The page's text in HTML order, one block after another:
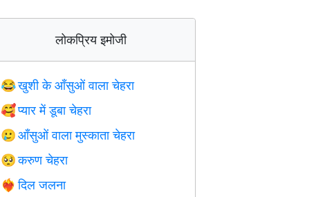
लोकप्रिय इमोजी
😂खुशी के आँसुओं वाला चेहरा
🥰प्यार में डूबा चेहरा
🥲 आँसुओं वाला मुस्काता चेहरा
🥺 करुण चेहरा
❤️‍🔥 दिल जलना